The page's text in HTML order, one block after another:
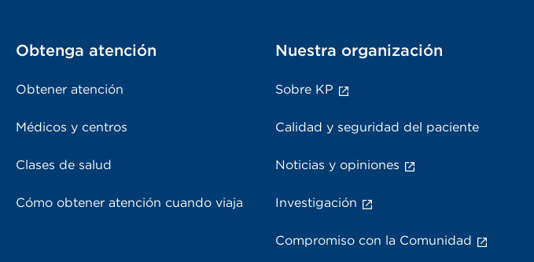
Obtenga atención
Obtener atención
Médicos y centros
Clases de salud
Cómo obtener atención cuando viaja
Nuestra organización
Sobre KP
Calidad y seguridad del paciente
Noticias y opiniones
Investigación
Compromiso con la Comunidad